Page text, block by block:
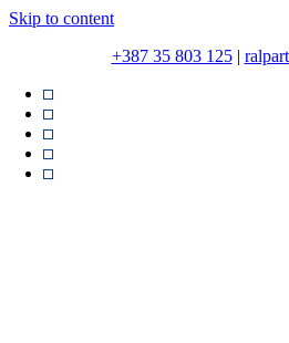
Skip to content
+387 35 803 125|